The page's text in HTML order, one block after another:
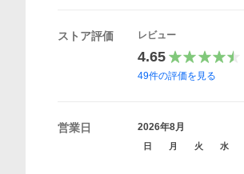
ストア評価 レビュー
4.65
49件の評価を見る
営業日 2026年8月
日 月 火 水